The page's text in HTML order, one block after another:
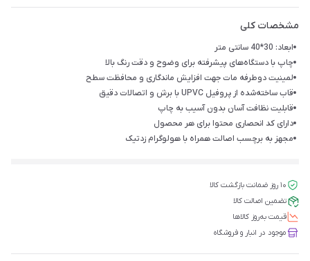
مشخصات کلی
ابعاد: 30*40 سانتی متر
چاپ با دستگاه‌های پیشرفته برای وضوح و دقت رنگ بالا
لمینیت دوطرفه مات جهت افزایش ماندگاری و محافظت سطح
قاب ساخته‌شده از پروفیل UPVC با برش و اتصالات دقیق
قابلیت نظافت آسان بدون آسیب به چاپ
دارای کد انحصاری محتوا برای هر محصول
مجهز به برچسب اصالت همراه با هولوگرام زد‌تیک
۱۰ روز ضمانت بازگشت کالا
تضمین اصالت کالا
قیمت‌ به‌روز کالاها
موجود در انبار و فروشگاه